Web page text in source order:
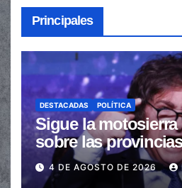
Principales
DESTACADAS POLÍTICA
Sigue la motosierra
sobre las
de las
automáticas
4 DE AGOSTO DE 2026